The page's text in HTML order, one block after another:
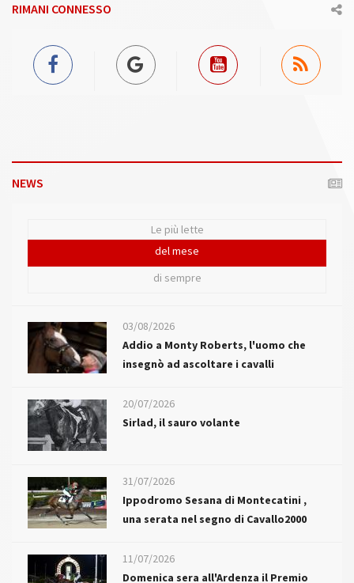
RIMANI CONNESSO
NEWS
Le più lette
del mese
di sempre
03/08/2026
Addio a Monty Roberts, l'uomo che
insegnò ad ascoltare i cavalli
20/07/2026
Sirlad, il sauro volante
31/07/2026
Ippodromo Sesana di Montecatini ,
una serata nel segno di Cavallo2000
11/07/2026
Domenica sera all'Ardenza il Premio